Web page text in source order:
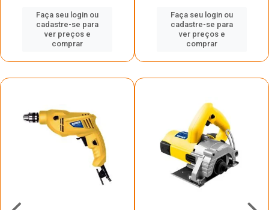
Faça seu login ou
cadastre-se para
ver preços e
comprar
Faça seu login ou
cadastre-se para
ver preços e
comprar